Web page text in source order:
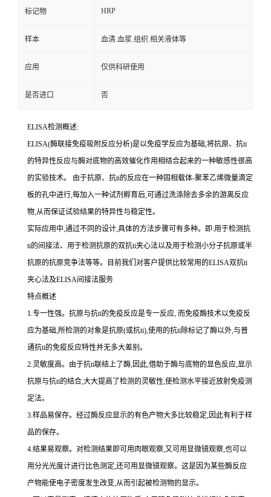
标记物 HRP
样本 血清.血浆.组织.相关液体等
应用 仅供科研使用
是否进口 否
ELISA检测概述:
ELISA(酶联接免疫吸附反应分析)是以免疫学反应为基础,将抗原、 抗ti
的特异性反应与酶对底物的高效催化作用相结合起来的一种敏感性很高
的实验技术。
由于抗原、 抗ti的反应在一种固相载体-聚苯乙烯微量滴定
板的孔中进行,每加入一种试剂孵育后,可通过洗涤除去多余的游离反应
物,从而保证试验结果的特异性与稳定性。
实际应用中,通过不同的设计,具体的方法步骤可有多种。即:用于检测抗
ti的间接法、用于检测抗原的双抗ti夹心法以及用于检测小分子抗原或半
抗原的抗原竞争法等等。目前我们对客户提供比较常用的ELISA双抗ti
夹心法及ELISA间接法服务
特点概述
1.专一性强。抗原与抗ti的免疫反应是专一反应, 而免疫酶技术以免疫反
应为基础,所检测的对象是抗原(或抗ti),使用的抗ti除标记了酶以外,与普
通抗ti的免疫反应特性并无多大差别。
2.灵敏度高。由于抗ti联结上了酶,因此,借助于酶与底物的显色反应,显示
抗原与抗ti的结合,大大提高了检测的灵敏性,使检测水平接近放射免疫测
定法。
3.样品易保存。经过酶反应显示的有色产物大多比较稳定,因此有利于样
品的保存。
4.结果易观察。对检测结果即可用肉眼观察,又可用显微镜观察,也可以
用分光光度计进行比色测定,还可用显微镜观察。这是因为某些酶反应
产物能使电子密度发生改变,从而引起被检测物的显示。